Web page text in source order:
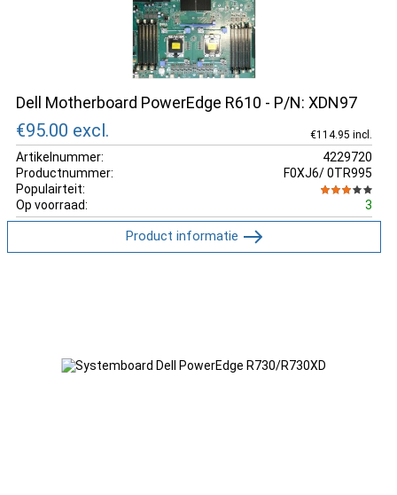
Dell Motherboard PowerEdge R610 - P/N: XDN97
€95.00 excl. €114.95 incl.
Artikelnummer:
4229720
Productnummer:
F0XJ6/ 0TR995
Populairteit:
Op voorraad:
3
Product informatie